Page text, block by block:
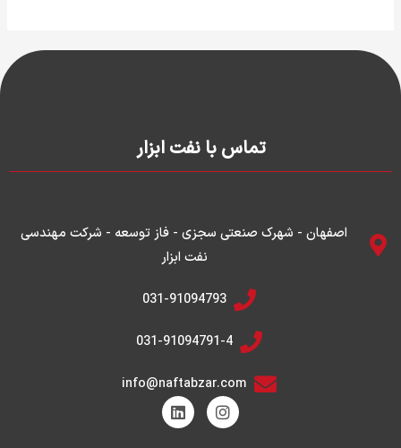
تماس با نفت ابزار
اصفهان - شهرک صنعتی سجزی - فاز توسعه - شرکت مهندسی
نفت ابزار
031-91094793
031-91094791-4
info@naftabzar.com
I
n
s
L
i
n